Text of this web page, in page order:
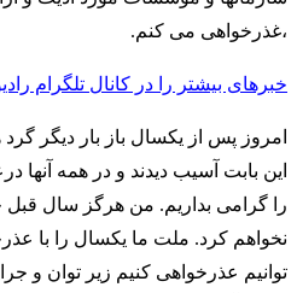
،غذرخواهی می کنم.
خبرهای بیشتر را در کانال تلگرام
امروز پس از یکسال باز بار دیگر گرد
این بابت آسیب دیدند و در همه
را گرامی بداریم. من هرگز سال
نخواهم کرد. ملت ما یکسال را با
توانیم عذرخواهی کنیم زیر توان و